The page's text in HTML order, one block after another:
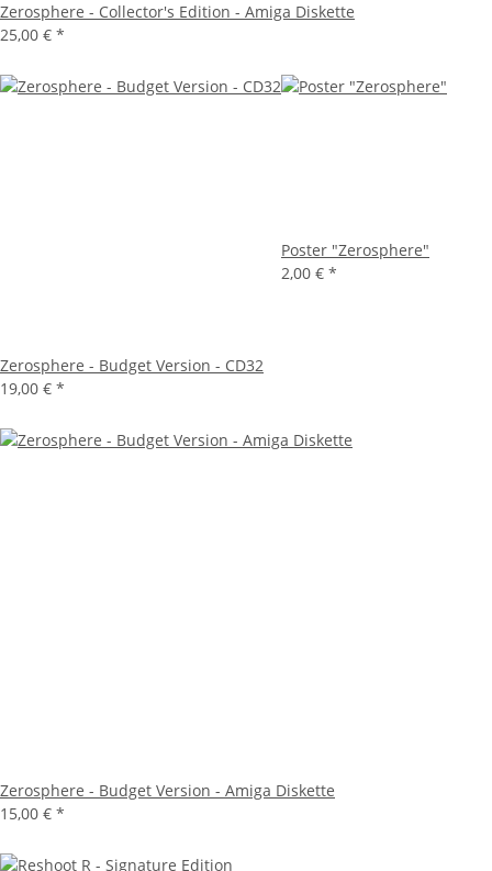
Zerosphere - Collector's Edition - Amiga Diskette
25,00 € *
Zerosphere - Budget Version - CD32
19,00 € *
Poster "Zerosphere"
2,00 € *
Zerosphere - Budget Version - Amiga Diskette
15,00 € *